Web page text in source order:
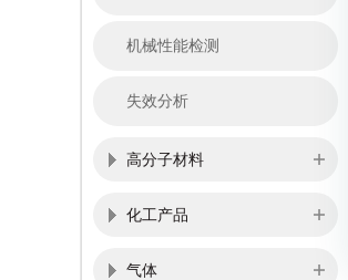
机械性能检测
失效分析
高分子材料
化工产品
气体